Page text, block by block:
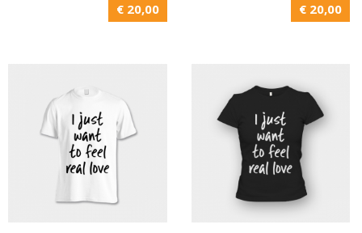
€ 20,00 € 20,00